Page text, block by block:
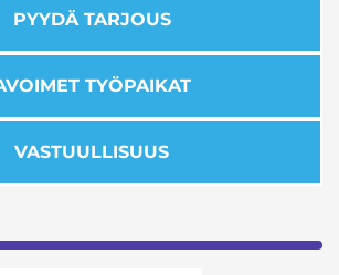
PYYDÄ TARJOUS
TYÖPAIKAT
VASTUULLISUUS